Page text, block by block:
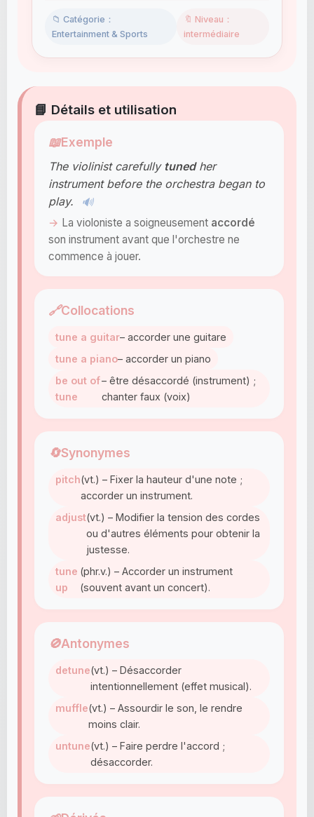
📁 Catégorie：
Entertainment & Sports
🔖 Niveau：
intermédiaire
📘 Détails et utilisation
📖Exemple
The violinist carefully tunedher
instrument before the orchestra began to
play.
🔊
La violoniste a soigneusement accordé
son instrument avant que l'orchestre ne
commence à jouer.
🔗Collocations
tune a guitar– accorder une guitare
tune a piano– accorder un piano
be out of
tune
– être désaccordé (instrument) ;
chanter faux (voix)
🔄Synonymes
pitch(vt.) – Fixer la hauteur d'une note ;
accorder un instrument.
adjust(vt.) – Modifier la tension des cordes
ou d'autres éléments pour obtenir la
justesse.
tune
up
(phr.v.) – Accorder un instrument
(souvent avant un concert).
🚫Antonymes
detune(vt.) – Désaccorder
intentionnellement (effet musical).
muffle(vt.) – Assourdir le son, le rendre
moins clair.
untune(vt.) – Faire perdre l'accord ;
désaccorder.